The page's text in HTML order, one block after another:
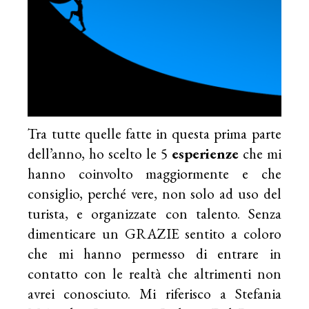
Tra tutte quelle fatte in questa prima parte
dell’anno, ho scelto le 5 esperienzeche mi
hanno coinvolto maggiormente e che
consiglio, perché vere, non solo ad uso del
turista, e organizzate con talento. Senza
dimenticare un GRAZIE sentito a coloro
che mi hanno permesso di entrare in
contatto con le realtà che altrimenti non
avrei conosciuto. Mi riferisco a Stefania